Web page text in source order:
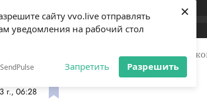
сайту vvo.live отправлять
уведомления на рабочий стол
Запретить Разрешить
×
города
маникюра на осень 2023: холодная
г., 06:28